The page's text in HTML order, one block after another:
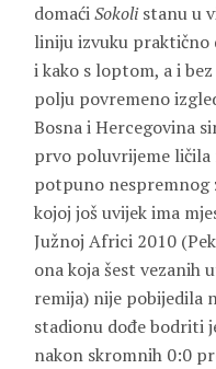
domaćiSokolistanu u
liniju izvuku praktično
i kako s loptom, a i
polju povremeno
Bosna i Hercegovina
prvo poluvrijeme ličila
potpuno nespremnog
kojoj još uvijek ima
Južnoj Africi 2010
ona koja šest vezanih
remija) nije pobijedila
stadionu dođe bodriti
nakon skromnih 0:0